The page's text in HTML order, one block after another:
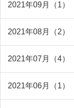
2021年09月（1）
2021年08月（2）
2021年07月（4）
2021年06月（1）